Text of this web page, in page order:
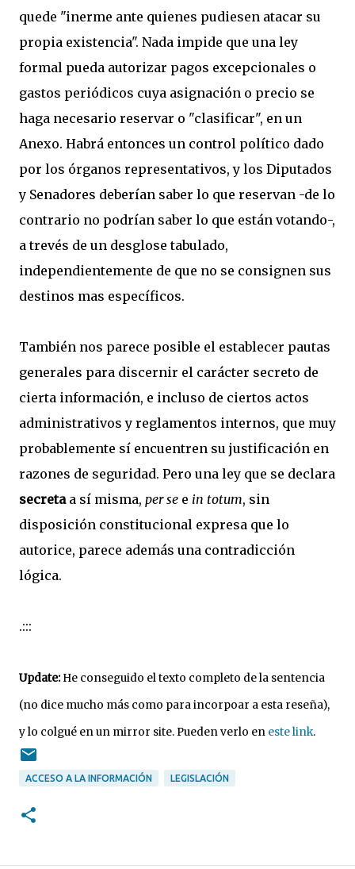
quede "inerme ante quienes pudiesen atacar su
propia existencia". Nada impide que una ley
formal pueda autorizar pagos excepcionales o
gastos periódicos cuya asignación o precio se
haga necesario reservar o "clasificar", en un
Anexo. Habrá entonces un control político dado
por los órganos representativos, y los Diputados
y Senadores deberían saber lo que reservan -de lo
contrario no podrían saber lo que están votando-,
a trevés de un desglose tabulado,
independientemente de que no se consignen sus
destinos mas específicos.
También nos parece posible el establecer pautas
generales para discernir el carácter secreto de
cierta información, e incluso de ciertos actos
administrativos y reglamentos internos, que muy
probablemente sí encuentren su justificación en
razones de seguridad. Pero una ley que se declara
secreta a sí misma, per se e in totum, sin
disposición constitucional expresa que lo
autorice, parece además una contradicción
lógica.
.:::
Update: He conseguido el texto completo de la sentencia
(no dice mucho más como para incorpoar a esta reseña),
y lo colgué en un mirror site. Pueden verlo en este link.
ACCESO A LA INFORMACIÓN LEGISLACIÓN